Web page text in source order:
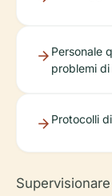
Personale
problemi
Protocolli